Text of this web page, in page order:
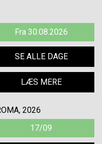
Fra 30.08.2026
SE ALLE DAGE
LÆS MERE
2026
17/09